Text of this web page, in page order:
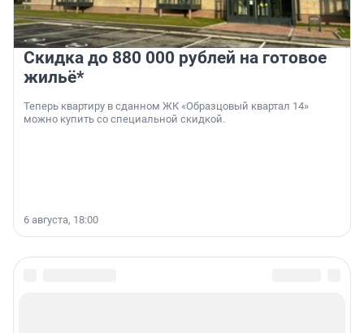
Скидка до 880 000 рублей на готовое
жильё*
Теперь квартиру в сданном ЖК «Образцовый квартал 14»
можно купить со специальной скидкой.
6 августа, 18:00